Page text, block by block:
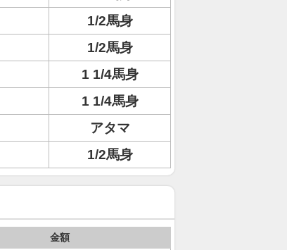
1/2馬身
1/2馬身
1 1/4馬身
1 1/4馬身
アタマ
1/2馬身
金額